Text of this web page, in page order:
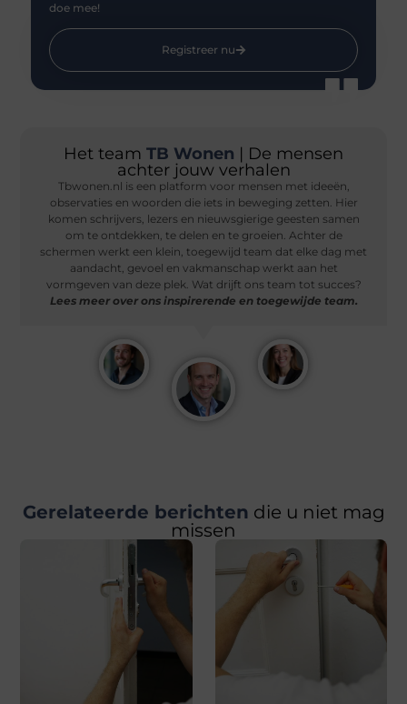
doe mee!
Registreer nu
Het team TB Wonen | De mensen
achter jouw verhalen
Tbwonen.nl is een platform voor mensen met ideeën,
observaties en woorden die iets in beweging zetten. Hier
komen schrijvers, lezers en nieuwsgierige geesten samen
om te ontdekken, te delen en te groeien. Achter de
schermen werkt een klein, toegewijd team dat elke dag met
aandacht, gevoel en vakmanschap werkt aan het
vormgeven van deze plek. Wat drijft ons team tot succes?
Lees meer over ons inspirerende en toegewijde team.
Gerelateerde berichten die u niet mag
missen